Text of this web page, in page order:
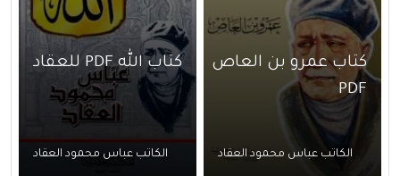
كتاب عمرو بن العاص
PDF
الكاتب عباس محمود العقاد
كتاب الله PDF للعقاد
الكاتب عباس محمود العقاد